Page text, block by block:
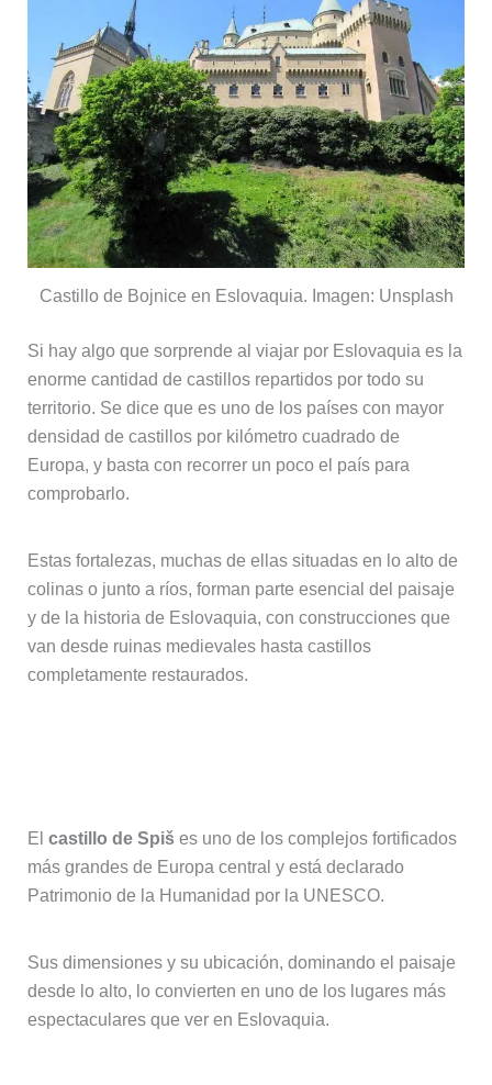
Castillo de Bojnice en Eslovaquia. Imagen: Unsplash
Si hay algo que sorprende al viajar por Eslovaquia es la
enorme cantidad de castillos repartidos por todo su
territorio. Se dice que es uno de los países con mayor
densidad de castillos por kilómetro cuadrado de
Europa, y basta con recorrer un poco el país para
comprobarlo.
Estas fortalezas, muchas de ellas situadas en lo alto de
colinas o junto a ríos, forman parte esencial del paisaje
y de la historia de Eslovaquia, con construcciones que
van desde ruinas medievales hasta castillos
completamente restaurados.
El castillo de Spišes uno de los complejos fortificados
más grandes de Europa central y está declarado
Patrimonio de la Humanidad por la UNESCO.
Sus dimensiones y su ubicación, dominando el paisaje
desde lo alto, lo convierten en uno de los lugares más
espectaculares que ver en Eslovaquia.